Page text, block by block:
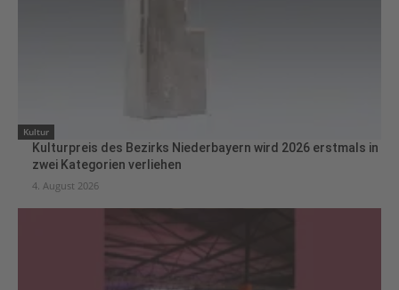
Kultur
Kulturpreis des Bezirks Niederbayern wird 2026 erstmals in
zwei Kategorien verliehen
4. August 2026